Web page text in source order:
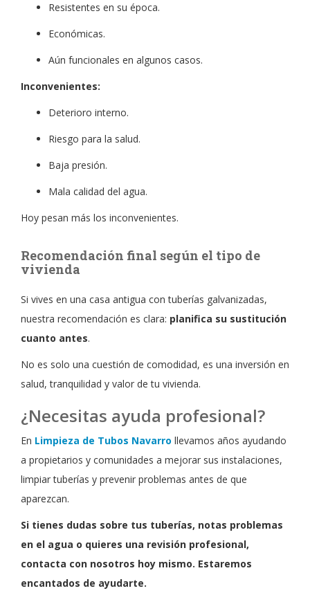
Resistentes en su época.
Económicas.
Aún funcionales en algunos casos.
Inconvenientes:
Deterioro interno.
Riesgo para la salud.
Baja presión.
Mala calidad del agua.
Hoy pesan más los inconvenientes.
Recomendación final según el tipo de
vivienda
Si vives en una casa antigua con tuberías galvanizadas,
nuestra recomendación es clara: planifica su sustitución
cuanto antes.
No es solo una cuestión de comodidad, es una inversión en
salud, tranquilidad y valor de tu vivienda.
¿Necesitas ayuda profesional?
En Limpieza de Tubos Navarro llevamos años ayudando
a propietarios y comunidades a mejorar sus instalaciones,
limpiar tuberías y prevenir problemas antes de que
aparezcan.
Si tienes dudas sobre tus tuberías, notas problemas
en el agua o quieres una revisión profesional,
contacta con nosotros hoy mismo. Estaremos
encantados de ayudarte.